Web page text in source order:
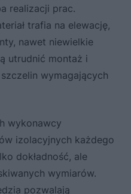
realizacji prac.
trafia na elewację,
nawet niewielkie
utrudnić montaż i
wymagających
wykonawcy
izolacyjnych każdego
dokładność, ale
wymiarów.
pozwalają